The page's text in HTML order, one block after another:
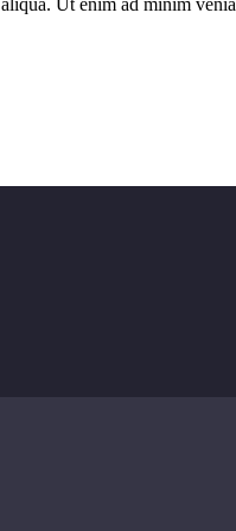
Ut enim ad minim